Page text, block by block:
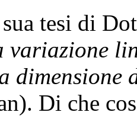
tesi di
variazione
dimensione
Di che